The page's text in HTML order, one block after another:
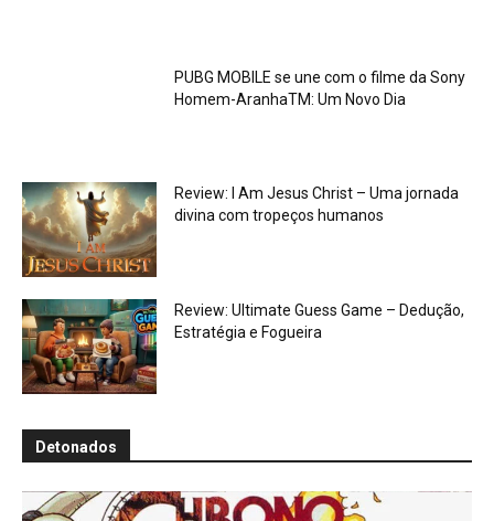
PUBG MOBILE se une com o filme da Sony
Homem-AranhaTM: Um Novo Dia
Review: I Am Jesus Christ – Uma jornada
divina com tropeços humanos
Review: Ultimate Guess Game – Dedução,
Estratégia e Fogueira
Detonados